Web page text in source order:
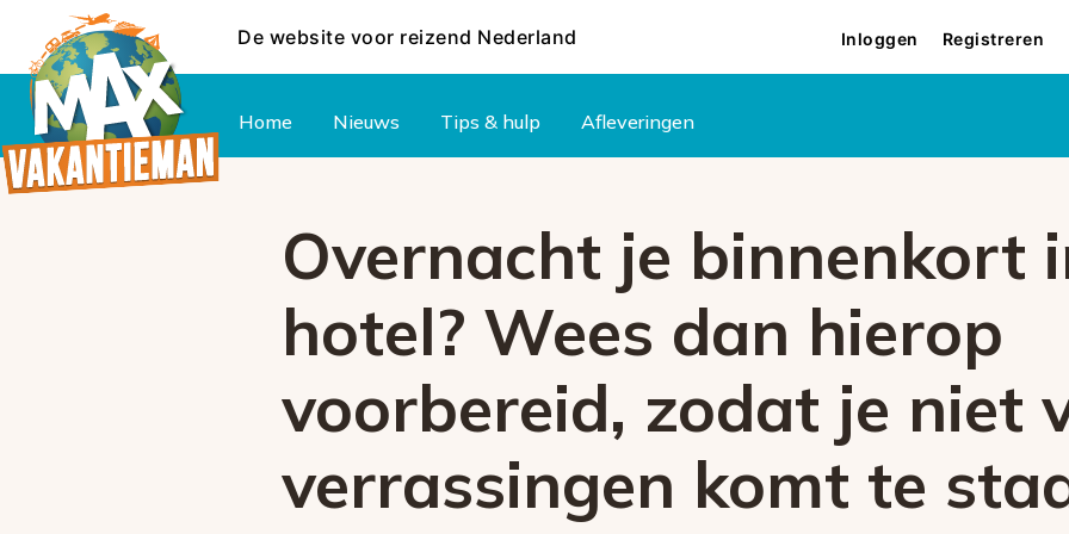
De website voor reizend Nederland Inloggen Registreren
Home Nieuws Tips & hulp Afleveringen
Overnacht je binnenkort
hotel? Wees dan hierop
voorbereid, zodat je niet
verrassingen komt te